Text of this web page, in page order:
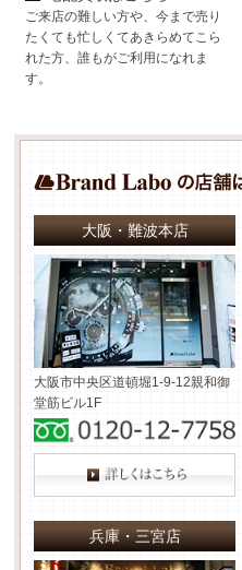
ご来店の難しい方や、今まで売り
たくても忙しくてあきらめてこら
れた方、誰もがご利用になれま
す。
大阪・難波本店
大阪市中央区道頓堀1-9-12親和御
堂筋ビル1F
兵庫・三宮店